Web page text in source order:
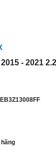
- 2021
hãng